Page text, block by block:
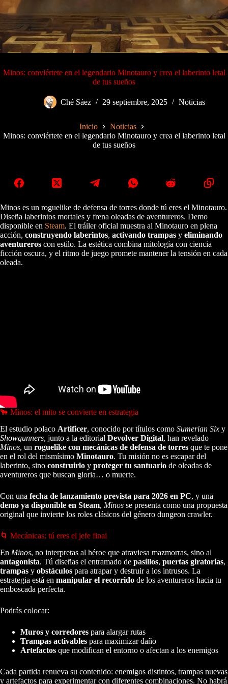
Minos: conviértete en el legendario Minotauro y crea el laberinto letal
de tus sueños
Ché Sáez 29 septiembre, 2025 Noticias
Inicio
Noticias
Minos: conviértete en el legendario Minotauro y crea el laberinto letal
de tus sueños
Minos es un roguelike de defensa de torres donde tú eres el Minotauro.
Diseña laberintos mortales y frena oleadas de aventureros. Demo
disponible en Steam. El tráiler oficial muestra al Minotauro en plena
acción, construyendo laberintos, activando trampas y eliminando
aventureros con estilo. La estética combina mitología con ciencia
ficción oscura, y el ritmo de juego promete mantener la tensión en cada
oleada.
🐂 Minos: el mito se convierte en estrategia
El estudio polaco Artificer, conocido por títulos como Sumerian Six y
Showgunners, junto a la editorial Devolver Digital, han revelado
Minos, un roguelike con mecánicas de defensa de torres que te pone
en el rol del mismísimo Minotauro. Tu misión no es escapar del
laberinto, sino construirlo y proteger tu santuario de oleadas de
aventureros que buscan gloria… o muerte.
Con una fecha de lanzamiento prevista para 2026 en PC, y una
demo ya disponible en Steam, Minos se presenta como una propuesta
original que invierte los roles clásicos del género dungeon crawler.
🌀 Mecánicas: tú eres el jefe final
En Minos, no interpretas al héroe que atraviesa mazmorras, sino al
antagonista. Tú diseñas el entramado de pasillos, puertas giratorias,
trampas y obstáculos para atrapar y destruir a los intrusos. La
estrategia está en manipular el recorrido de los aventureros hacia tu
emboscada perfecta.
Podrás colocar:
Muros y corredores para alargar rutas
Trampas activables para maximizar daño
Artefactos que modifican el entorno o afectan a los enemigos
Cada partida renueva su contenido: enemigos distintos, trampas nuevas
y artefactos para experimentar con diferentes combinaciones. No habrá